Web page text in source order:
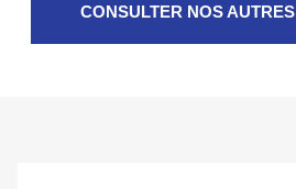
CONSULTER NOS